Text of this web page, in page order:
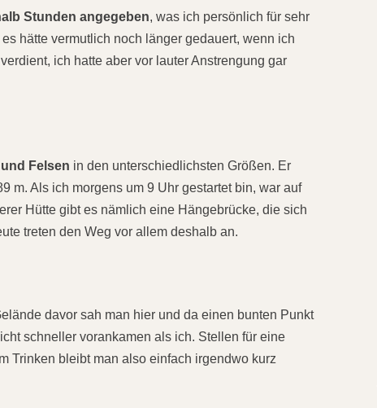
Stunden angegeben, was ich persönlich für sehr
hätte vermutlich noch länger gedauert, wenn ich
ich hatte aber vor lauter Anstrengung gar
Felsen in den unterschiedlichsten Größen. Er
m. Als ich morgens um 9 Uhr gestartet bin, war auf
Hütte gibt es nämlich eine Hängebrücke, die sich
treten den Weg vor allem deshalb an.
davor sah man hier und da einen bunten Punkt
schneller vorankamen als ich. Stellen für eine
Trinken bleibt man also einfach irgendwo kurz